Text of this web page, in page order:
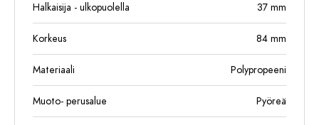
Halkaisija - ulkopuolella 37 mm
Korkeus 84 mm
Materiaali Polypropeeni
Muoto- perusalue Pyöreä